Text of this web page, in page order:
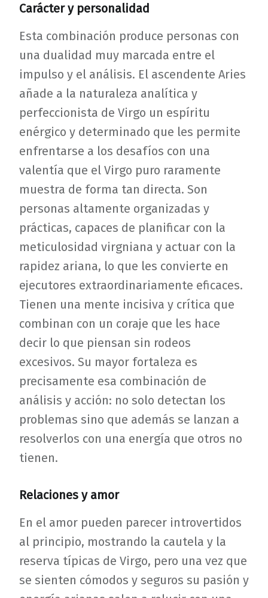
Carácter y personalidad
Esta combinación produce personas con
una dualidad muy marcada entre el
impulso y el análisis. El ascendente Aries
añade a la naturaleza analítica y
perfeccionista de Virgo un espíritu
enérgico y determinado que les permite
enfrentarse a los desafíos con una
valentía que el Virgo puro raramente
muestra de forma tan directa. Son
personas altamente organizadas y
prácticas, capaces de planificar con la
meticulosidad virgniana y actuar con la
rapidez ariana, lo que les convierte en
ejecutores extraordinariamente eficaces.
Tienen una mente incisiva y crítica que
combinan con un coraje que les hace
decir lo que piensan sin rodeos
excesivos. Su mayor fortaleza es
precisamente esa combinación de
análisis y acción: no solo detectan los
problemas sino que además se lanzan a
resolverlos con una energía que otros no
tienen.
Relaciones y amor
En el amor pueden parecer introvertidos
al principio, mostrando la cautela y la
reserva típicas de Virgo, pero una vez que
se sienten cómodos y seguros su pasión y